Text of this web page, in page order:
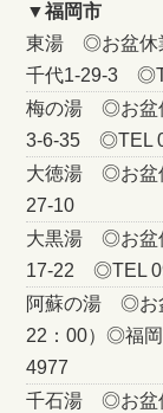
▼福岡市
東湯 ◎お盆休
千代1-29-3
梅の湯 ◎お盆
3-6-35 ◎TEL
大徳湯 ◎お盆
27-10
大黒湯 ◎お盆
17-22 ◎TEL
阿蘇の湯 ◎お
22：00）◎福
4977
千石湯 ◎お盆